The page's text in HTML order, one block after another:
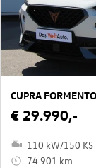
CUPRA
€ 29.990,-
110 kW/150 KS
74.901 km